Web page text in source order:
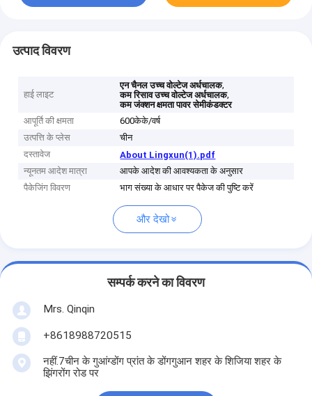
उत्पाद विवरण
हाई लाइट
एन चैनल उच्च वोल्टेज अर्धचालक,
कम रिसाव उच्च वोल्टेज अर्धचालक,
कम जंक्शन क्षमता पावर सेमीकंडक्टर
आपूर्ति की क्षमता
600केके/वर्ष
उत्पत्ति के प्लेस
चीन
दस्तावेज
About Lingxun(1).pdf
न्यूनतम आदेश मात्रा
आपके आदेश की आवश्यकता के अनुसार
पैकेजिंग विवरण
भाग संख्या के आधार पर पैकेज की पुष्टि करें
और देखो
सम्पर्क करने का विवरण
Mrs. Qinqin
+8618988720515
नहीं.7चीन के गुआंग्डोंग प्रांत के डोंगगुआन शहर के शिजिया शहर के
झिंगरोंग रोड पर